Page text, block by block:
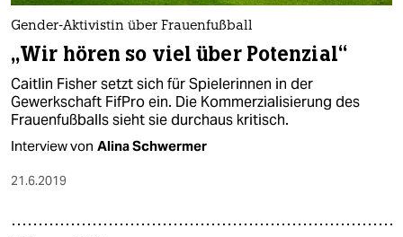
Gender-Aktivistin über Frauenfußball
„Wir hören so viel über Potenzial“
Caitlin Fisher setzt sich für Spielerinnen in der
Gewerkschaft FifPro ein. Die Kommerzialisierung des
Frauenfußballs sieht sie durchaus kritisch.
Interview von Alina Schwermer
21.6.2019